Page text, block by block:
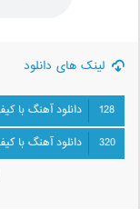
لینک های دانلود
128
دانلود آهنگ با
320
دانلود آهنگ با